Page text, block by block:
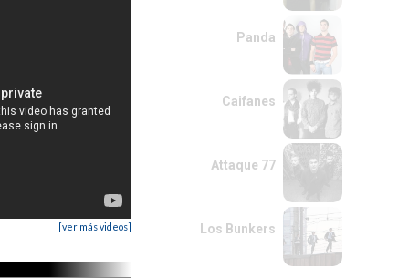
[ver más videos]
Panda
Caifanes
Attaque 77
Los Bunkers